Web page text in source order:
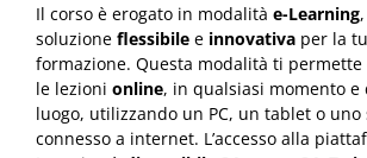
Il corso è erogato in modalità e-Learning
soluzione flessibile e innovativa per la
formazione. Questa modalità ti
le lezioni online, in qualsiasi momento e
luogo, utilizzando un PC, un tablet o
connesso a internet. L’accesso alla